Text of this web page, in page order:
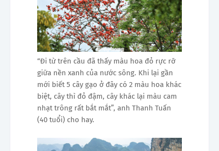
“Đi từ trên cầu đã thấy màu hoa đỏ rực rỡ
giữa nền xanh của nước sông. Khi lại gần
mới biết 5 cây gạo ở đây có 2 màu hoa khác
biệt, cây thì đỏ đậm, cây khác lại màu cam
nhạt trông rất bắt mắt”, anh Thanh Tuấn
(40 tuổi) cho hay.